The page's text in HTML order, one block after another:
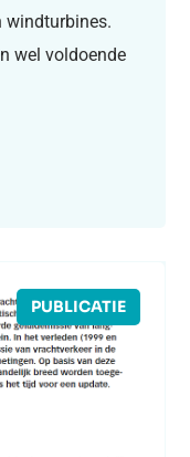
windturbines.
wel voldoende
PUBLICATIE